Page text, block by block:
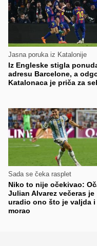
Jasna poruka iz Katalonije
Iz Engleske stigla
adresu Barcelone, a
Katalonaca je priča za
Sada se čeka rasplet
Niko to nije očekivao:
Julian Alvarez večeras je
uradio ono što je valjda i
morao